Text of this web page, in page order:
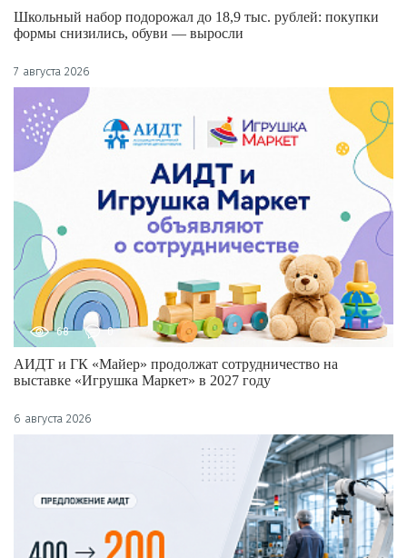
Школьный набор подорожал до 18,9 тыс. рублей: покупки
формы снизились, обуви — выросли
7 августа 2026
68 0
АИДТ и ГК «Майер» продолжат сотрудничество на
выставке «Игрушка Маркет» в 2027 году
6 августа 2026